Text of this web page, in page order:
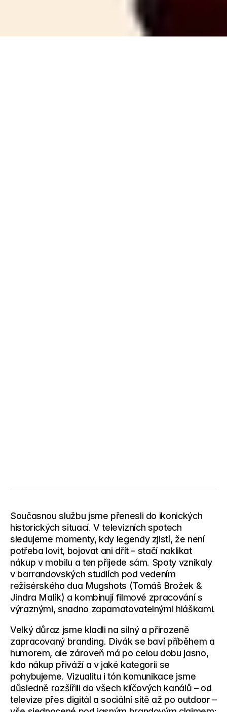
Současnou službu jsme přenesli do ikonických
historických situací. V televizních spotech
sledujeme momenty, kdy legendy zjistí, že není
potřeba lovit, bojovat ani dřít – stačí naklikat
nákup v mobilu a ten přijede sám. Spoty vznikaly
v barrandovských studiích pod vedením
režisérského dua Mugshots (Tomáš Brožek &
Jindra Malík) a kombinují filmové zpracování s
výraznými, snadno zapamatovatelnými hláškami.
Velký důraz jsme kladli na silný a přirozeně
zapracovaný branding. Divák se baví příběhem a
kdo nákup přiváží a v jaké kategorii se
pohybujeme. Vizualitu i tón komunikace jsme
důsledně rozšířili do všech klíčových kanálů – od
televize přes digitál a sociální sítě až po outdoor –